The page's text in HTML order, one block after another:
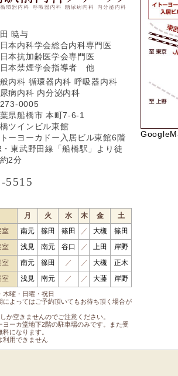
暁与
日本内科学会総合内科専門医
日本抗加齢医学会専門医
日本禁煙学会指導者 他
内科 循環器内科 呼吸器内科
病内科 内分泌内科
0005
県船橋市 本町7-6-1
ツインビル東館
ーヨーカドー入居ビル東館6階
・東武野田線「船橋駅」より徒
2分
5515
木曜・日曜・祝日
よってはご予約頂いてもお待ち頂く場合が
か空きませんのでご注意ください。
ーカ堂地下2階の駐車場のみです。また受
になります。
用できません
月 火 水 木 金
土
室 南元 篠田 篠田 ／ 大槻
篠田
室
浅見 南元 谷口 ／ 上田
岸野
室 南元 篠田 ／ ／ 大槻
正木
室
浅見 南元 ／ ／ 大藤 岸野